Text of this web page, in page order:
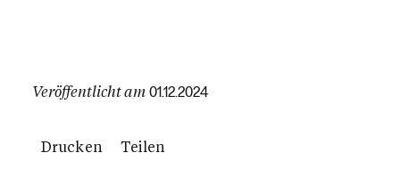
Veröffentlicht am 01.12.2024
Drucken Teilen